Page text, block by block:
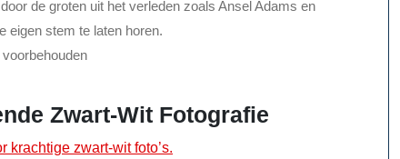
de groten uit het verleden zoals Ansel Adams en
eigen stem te laten horen.
voorbehouden
Zwart-Wit Fotografie
krachtige zwart-wit foto’s.